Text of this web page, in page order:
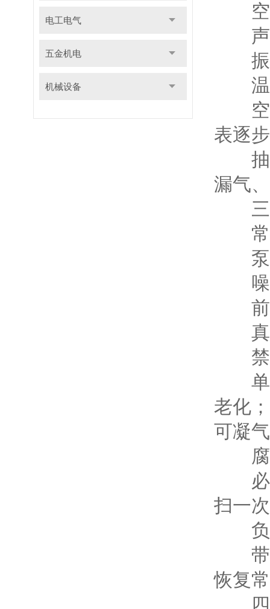
电工电气
五金机电
机械设备
空载
声音
振动
温升
空载
表逐
抽真
漏气
三
常
泵体
噪
前置
真空
禁
单次
老化
可凝
腐
必须
扫一
负
带真
恢复
四、